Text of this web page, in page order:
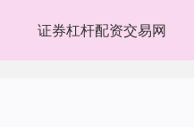
证券杠杆配资交易网